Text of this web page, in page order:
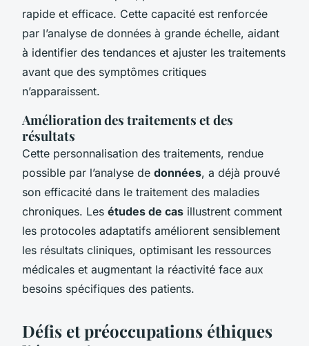
rapide et efficace. Cette capacité est renforcée
par l’analyse de données à grande échelle, aidant
à identifier des tendances et ajuster les traitements
avant que des symptômes critiques
n’apparaissent.
Amélioration des traitements et des
résultats
Cette personnalisation des traitements, rendue
possible par l’analyse de données, a déjà prouvé
son efficacité dans le traitement des maladies
chroniques. Les études de cas illustrent comment
les protocoles adaptatifs améliorent sensiblement
les résultats cliniques, optimisant les ressources
médicales et augmentant la réactivité face aux
besoins spécifiques des patients.
Défis et préoccupations éthiques